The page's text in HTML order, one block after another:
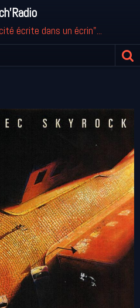
écrite dans un écrin"...